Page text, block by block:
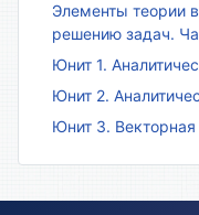
Элементы теории
решению задач.
Юнит 1.
Юнит 2.
Юнит 3. Векторная